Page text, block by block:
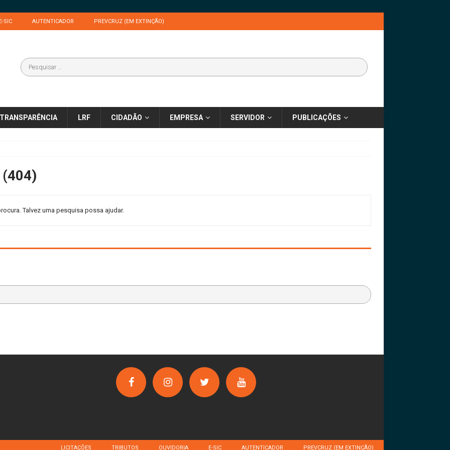
SIC AUTENTICADOR PREVCRUZ (EM EXTINÇÃO)
TRANSPARÊNCIA LRF CIDADÃO EMPRESA SERVIDOR PUBLICAÇÕES
Talvez uma pesquisa possa ajudar.
LICITAÇÕES TRIBUTOS OUVIDORIA E-SIC AUTENTICADOR PREVCRUZ (EM EXTINÇÃO)